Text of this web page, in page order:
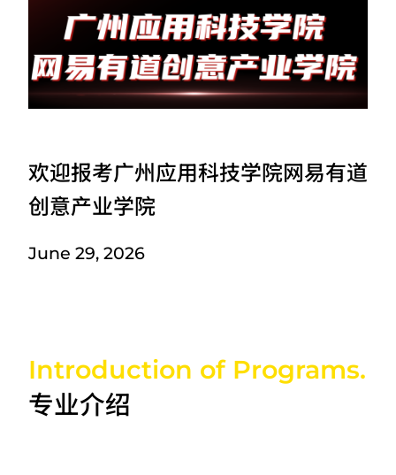
欢迎报考广州应用科技学院网易有道
创意产业学院
June 29, 2026
Introduction of Programs.
专业介绍